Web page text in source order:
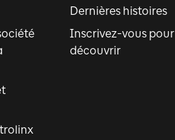
Dernières histoires
Inscrivez-vous pour
découvrir